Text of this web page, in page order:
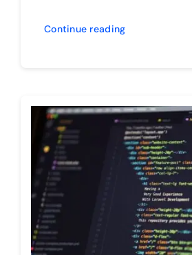
Continue reading